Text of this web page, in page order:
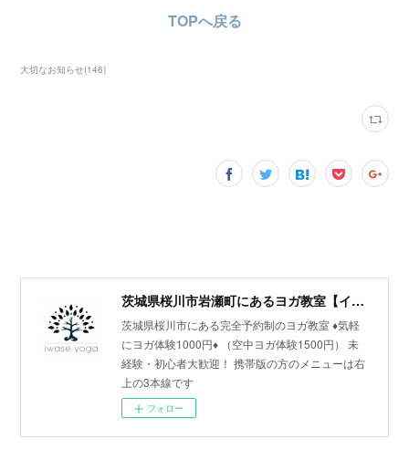
TOPへ戻る
大切なお知らせ(146)
茨城県桜川市岩瀬町にあるヨガ教室【イワセヨガ】
茨城県桜川市にある完全予約制のヨガ教室 ♦︎気軽
にヨガ体験1000円♦︎ （空中ヨガ体験1500円） 未
経験・初心者大歓迎！ 携帯版の方のメニューは右
上の3本線です
フォロー